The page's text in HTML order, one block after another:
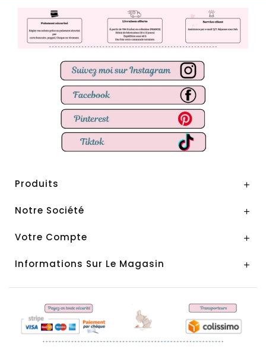
Produits 
Notre Société 
Votre Compte 
Informations Sur Le Magasin 